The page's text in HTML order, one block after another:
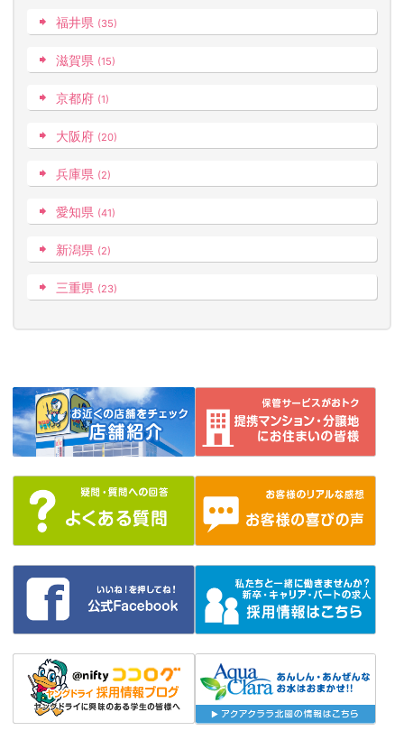
福井県 (35)
滋賀県 (15)
京都府 (1)
大阪府 (20)
兵庫県 (2)
愛知県 (41)
新潟県 (2)
三重県 (23)